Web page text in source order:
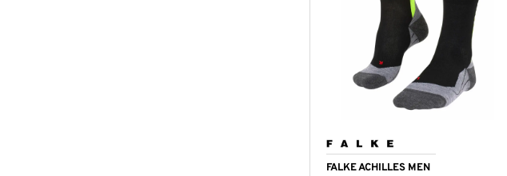
FALKE ACHILLES MEN